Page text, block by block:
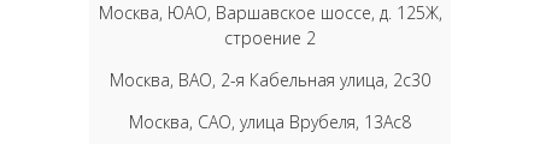
Москва, ЮАО, Варшавское шоссе, д. 125Ж,
строение 2
Москва, ВАО, 2-я Кабельная улица, 2с30
Москва, САО, улица Врубеля, 13Ас8